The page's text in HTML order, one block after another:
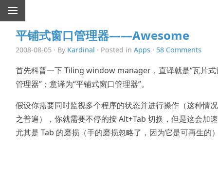
平铺式窗口管理器——Awesome
2008-08-05 · By Kardinal · Posted in Apps · 58 Comments
首先科普一下 Tiling window manager，直译就是“瓦片式
管理器”；意译为“平铺式窗口管理器”。
假设你需要同时监视多个程序的状态并进行操作（这种情
之普遍），你就需要不停的按 Alt+Tab 切换，但是这会加
尤其是 Tab 的磨损（手的磨损忽略了，因为它是可再生的